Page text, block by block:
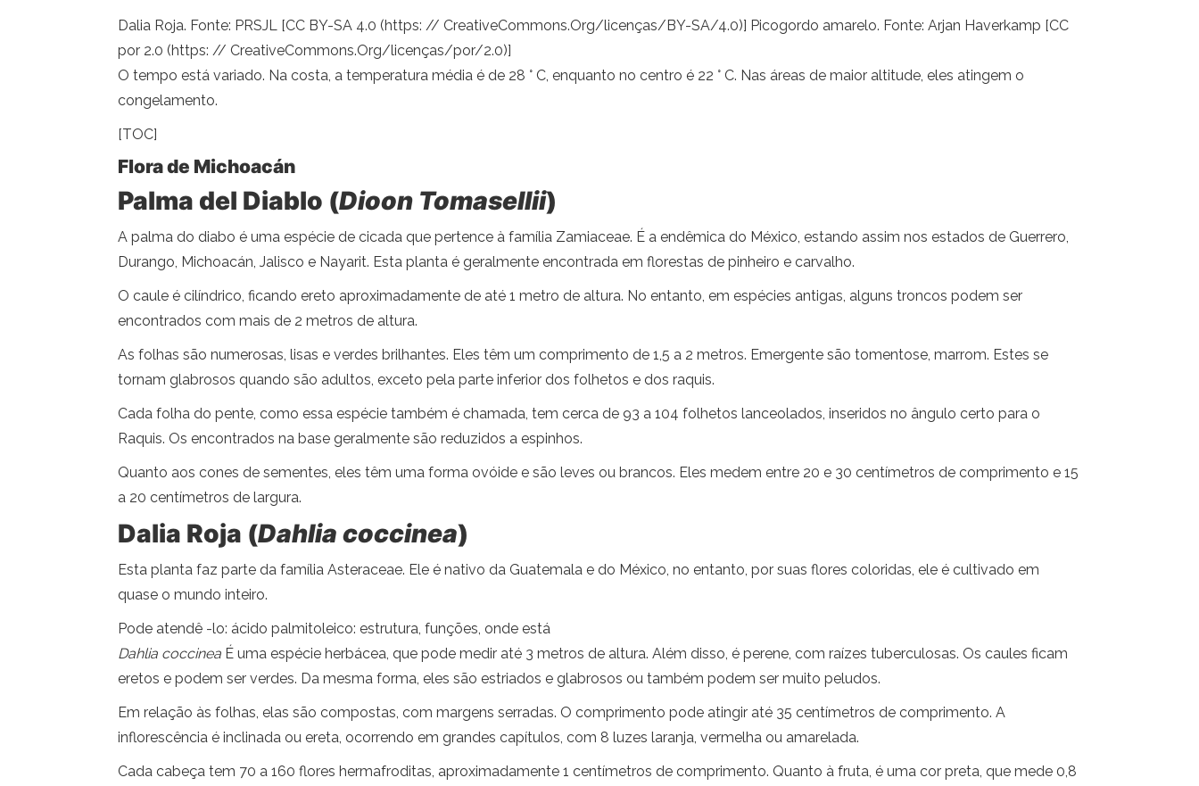
Dalia Roja. Fonte: PRSJL [CC BY-SA 4.0 (https: // CreativeCommons.Org/licenças/BY-SA/4.0)] Picogordo amarelo. Fonte: Arjan Haverkamp [CC
por 2.0 (https: // CreativeCommons.Org/licenças/por/2.0)]
O tempo está variado. Na costa, a temperatura média é de 28 ° C, enquanto no centro é 22 ° C. Nas áreas de maior altitude, eles atingem o
congelamento.
[TOC]
Flora de Michoacán
Palma del Diablo (Dioon Tomasellii)
A palma do diabo é uma espécie de cicada que pertence à família Zamiaceae. É a endêmica do México, estando assim nos estados de Guerrero,
Durango, Michoacán, Jalisco e Nayarit. Esta planta é geralmente encontrada em florestas de pinheiro e carvalho.
O caule é cilíndrico, ficando ereto aproximadamente de até 1 metro de altura. No entanto, em espécies antigas, alguns troncos podem ser
encontrados com mais de 2 metros de altura.
As folhas são numerosas, lisas e verdes brilhantes. Eles têm um comprimento de 1,5 a 2 metros. Emergente são tomentose, marrom. Estes se
tornam glabrosos quando são adultos, exceto pela parte inferior dos folhetos e dos raquis.
Cada folha do pente, como essa espécie também é chamada, tem cerca de 93 a 104 folhetos lanceolados, inseridos no ângulo certo para o
Raquis. Os encontrados na base geralmente são reduzidos a espinhos.
Quanto aos cones de sementes, eles têm uma forma ovóide e são leves ou brancos. Eles medem entre 20 e 30 centímetros de comprimento e 15
a 20 centímetros de largura.
Dalia Roja (Dahlia coccinea)
Esta planta faz parte da família Asteraceae. Ele é nativo da Guatemala e do México, no entanto, por suas flores coloridas, ele é cultivado em
quase o mundo inteiro.
Pode atendê -lo: ácido palmitoleico: estrutura, funções, onde está
Dahlia coccinea É uma espécie herbácea, que pode medir até 3 metros de altura. Além disso, é perene, com raízes tuberculosas. Os caules ficam
eretos e podem ser verdes. Da mesma forma, eles são estriados e glabrosos ou também podem ser muito peludos.
Em relação às folhas, elas são compostas, com margens serradas. O comprimento pode atingir até 35 centímetros de comprimento. A
inflorescência é inclinada ou ereta, ocorrendo em grandes capítulos, com 8 luzes laranja, vermelha ou amarelada.
Cada cabeça tem 70 a 160 flores hermafroditas, aproximadamente 1 centímetros de comprimento. Quanto à fruta, é uma cor preta, que mede 0,8